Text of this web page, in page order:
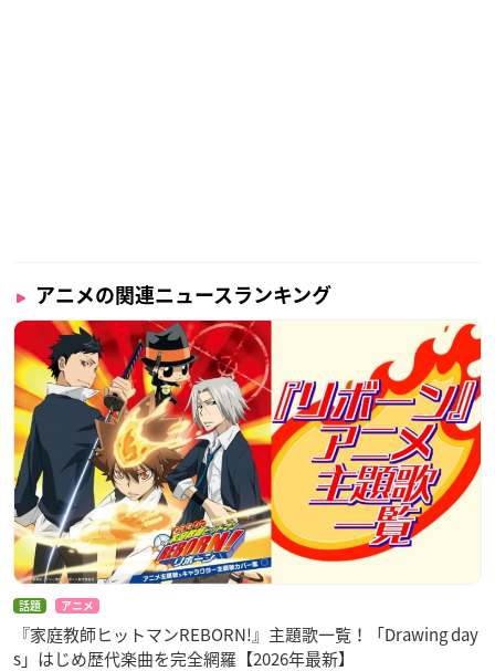
アニメの関連ニュースランキング
話題 アニメ
『家庭教師ヒットマンREBORN!』主題歌一覧！「Drawing day
s」はじめ歴代楽曲を完全網羅【2026年最新】